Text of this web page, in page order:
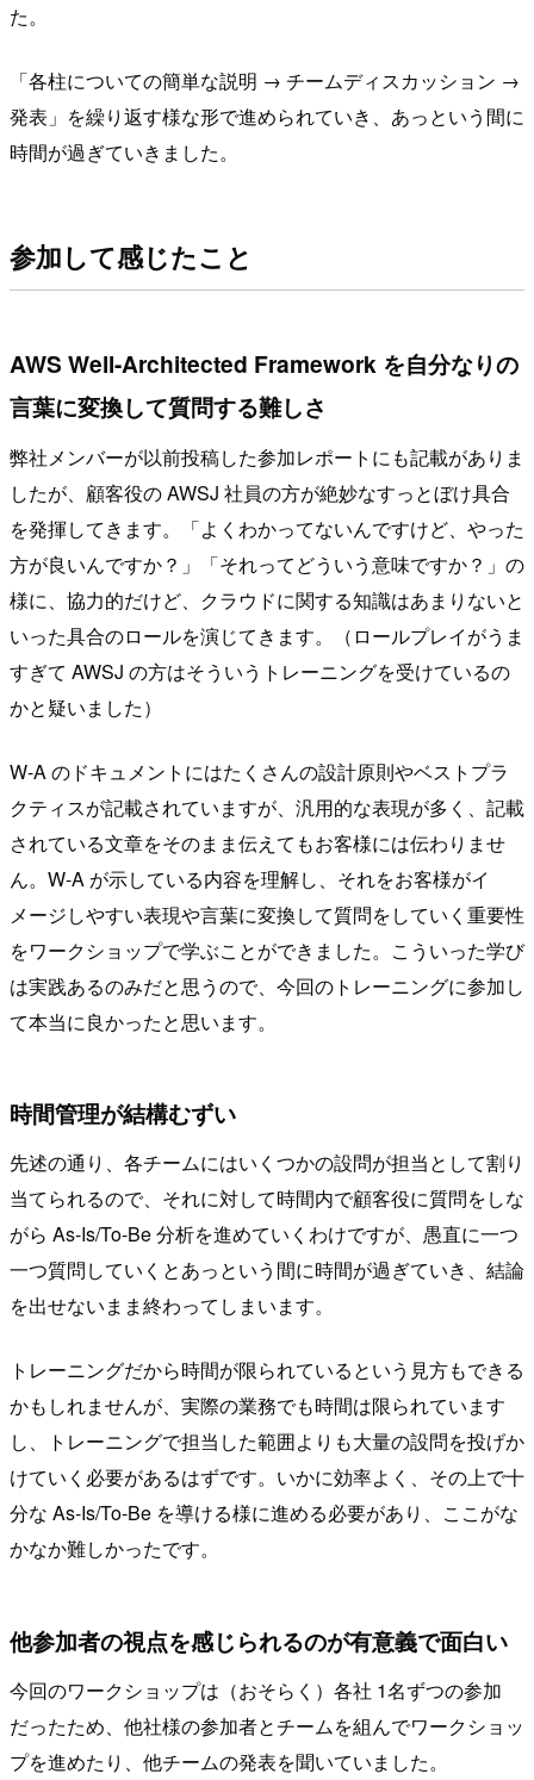
た。
「各柱についての簡単な説明 → チームディスカッション →
発表」を繰り返す様な形で進められていき、あっという間に
時間が過ぎていきました。
参加して感じたこと
AWS Well-Architected Framework を自分なりの
言葉に変換して質問する難しさ
弊社メンバーが以前投稿した参加レポートにも記載がありま
したが、顧客役の AWSJ 社員の方が絶妙なすっとぼけ具合
を発揮してきます。「よくわかってないんですけど、やった
方が良いんですか？」「それってどういう意味ですか？」の
様に、協力的だけど、クラウドに関する知識はあまりないと
いった具合のロールを演じてきます。（ロールプレイがうま
すぎて AWSJ の方はそういうトレーニングを受けているの
かと疑いました）
W-A のドキュメントにはたくさんの設計原則やベストプラ
クティスが記載されていますが、汎用的な表現が多く、記載
されている文章をそのまま伝えてもお客様には伝わりませ
ん。W-A が示している内容を理解し、それをお客様がイ
メージしやすい表現や言葉に変換して質問をしていく重要性
をワークショップで学ぶことができました。こういった学び
は実践あるのみだと思うので、今回のトレーニングに参加し
て本当に良かったと思います。
時間管理が結構むずい
先述の通り、各チームにはいくつかの設問が担当として割り
当てられるので、それに対して時間内で顧客役に質問をしな
がら As-Is/To-Be 分析を進めていくわけですが、愚直に一つ
一つ質問していくとあっという間に時間が過ぎていき、結論
を出せないまま終わってしまいます。
トレーニングだから時間が限られているという見方もできる
かもしれませんが、実際の業務でも時間は限られています
し、トレーニングで担当した範囲よりも大量の設問を投げか
けていく必要があるはずです。いかに効率よく、その上で十
分な As-Is/To-Be を導ける様に進める必要があり、ここがな
かなか難しかったです。
他参加者の視点を感じられるのが有意義で面白い
今回のワークショップは（おそらく）各社 1名ずつの参加
だったため、他社様の参加者とチームを組んでワークショッ
プを進めたり、他チームの発表を聞いていました。